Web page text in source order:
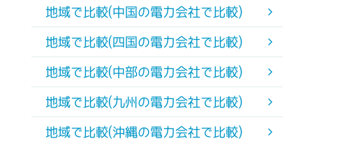
地域で比較(中国の電力会社で比較)
地域で比較(四国の電力会社で比較)
地域で比較(中部の電力会社で比較)
地域で比較(九州の電力会社で比較)
地域で比較(沖縄の電力会社で比較)